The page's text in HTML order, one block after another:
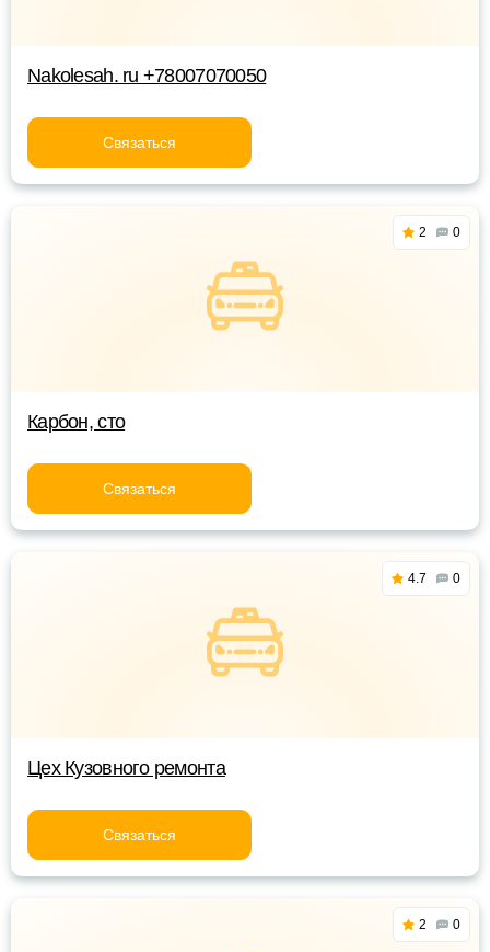
Nakolesah. ru +78007070050
Связаться
2 0
Карбон, сто
Связаться
4.7 0
Цех Кузовного ремонта
Связаться
2 0